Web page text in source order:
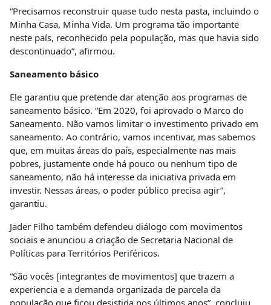
“Precisamos reconstruir quase tudo nesta pasta, incluindo o
Minha Casa, Minha Vida. Um programa tão importante
neste país, reconhecido pela população, mas que havia sido
descontinuado”, afirmou.
Saneamento básico
Ele garantiu que pretende dar atenção aos programas de
saneamento básico. “Em 2020, foi aprovado o Marco do
Saneamento. Não vamos limitar o investimento privado em
saneamento. Ao contrário, vamos incentivar, mas sabemos
que, em muitas áreas do país, especialmente nas mais
pobres, justamente onde há pouco ou nenhum tipo de
saneamento, não há interesse da iniciativa privada em
investir. Nessas áreas, o poder público precisa agir”,
garantiu.
Jader Filho também defendeu diálogo com movimentos
sociais e anunciou a criação de Secretaria Nacional de
Políticas para Territórios Periféricos.
“São vocês [integrantes de movimentos] que trazem a
experiencia e a demanda organizada de parcela da